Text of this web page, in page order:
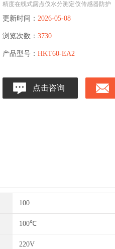
精度在线式露点仪水分测定仪传感器防护
更新时间： 2026-05-08
浏览次数： 3730
产品型号： HKT60-EA2
点击咨询
100
100℃
220V